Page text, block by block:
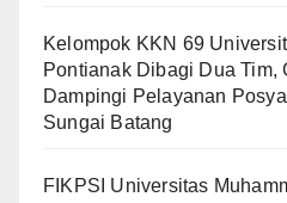
Kelompok KKN 69
Pontianak Dibagi Dua Tim,
Dampingi Pelayanan
Sungai Batang
FIKPSI Universitas